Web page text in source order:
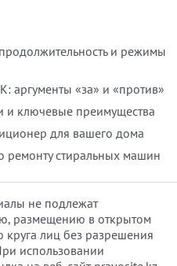
и режимы
аргументы «за» и «против»
и ключевые преимущества
для вашего дома
ремонту стиральных машин
не подлежат
размещению в открытом
круга лиц без разрешения
использовании